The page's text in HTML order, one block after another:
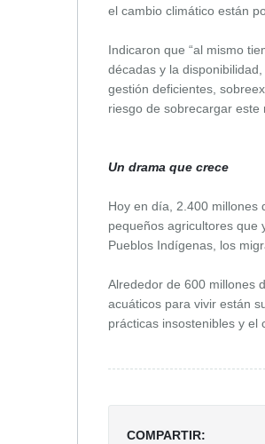
el cambio climático están
Indicaron que “al mismo
décadas y la
gestión deficientes,
riesgo de sobrecargar este
Un drama que crece
Hoy en día, 2.400 millones
pequeños agricultores que
Pueblos Indígenas, los
Alrededor de 600 millones
acuáticos para vivir están
prácticas insostenibles y el
COMPARTIR: